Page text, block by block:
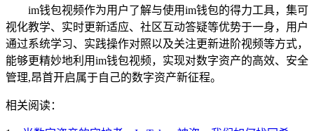
im钱包视频作为用户了解与使用im钱包的得力工具，集可
视化教学、实时更新适应、社区互动答疑等优势于一身，用户
通过系统学习、实践操作对照以及关注更新进阶视频等方式，
能够更精妙地利用im钱包视频，实现对数字资产的高效、安全
管理,昂首开启属于自己的数字资产新征程。
相关阅读：